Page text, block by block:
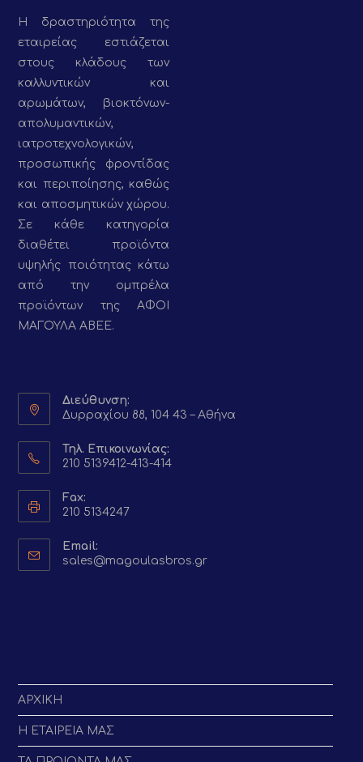
Η δραστηριότητα της
εταιρείας εστιάζεται
στους κλάδους των
καλλυντικών και
αρωμάτων, βιοκτόνων-
απολυμαντικών,
ιατροτεχνολογικών,
προσωπικής φροντίδας
και περιποίησης, καθώς
και αποσμητικών χώρου.
Σε κάθε κατηγορία
διαθέτει προϊόντα
υψηλής ποιότητας κάτω
από την ομπρέλα
προϊόντων της ΑΦΟΙ
ΜΑΓΟΥΛΑ ΑΒΕΕ.
Διεύθυνση:
Δυρραχίου 88, 104 43 – Αθήνα
Τηλ. Επικοινωνίας:
210 5139412-413-414
Fax:
210 5134247
Email:
sales@magoulasbros.grOpens
ΑΡΧΙΚΗ
Η ΕΤΑΙΡΕΙΑ ΜΑΣ